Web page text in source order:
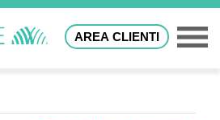
AREA CLIENTI